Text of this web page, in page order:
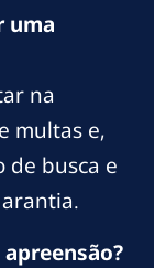
uma
na
multas e,
de busca e